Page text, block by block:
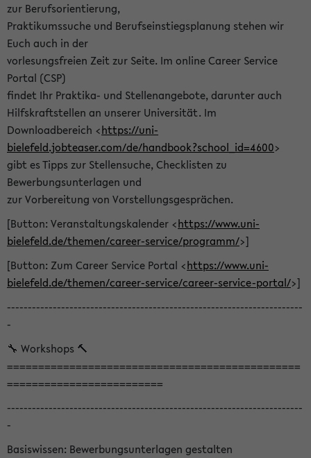
zur Berufsorientierung,
Praktikumssuche und Berufseinstiegsplanung stehen wir
Euch auch in der
vorlesungsfreien Zeit zur Seite. Im online Career Service
Portal (CSP)
findet Ihr Praktika- und Stellenangebote, darunter auch
Hilfskraftstellen an unserer Universität. Im
Downloadbereich <https://uni-
bielefeld.jobteaser.com/de/handbook?school_id=4600>
gibt es Tipps zur Stellensuche, Checklisten zu
Bewerbungsunterlagen und
zur Vorbereitung von Vorstellungsgesprächen.
[Button: Veranstaltungskalender <https://www.uni-
bielefeld.de/themen/career-service/programm/>]
[Button: Zum Career Service Portal <https://www.uni-
bielefeld.de/themen/career-service/career-service-portal/>]
-----------------------------------------------------------------------
-
🔧 Workshops 🔨
===============================================
=========================
-----------------------------------------------------------------------
-
Basiswissen: Bewerbungsunterlagen gestalten